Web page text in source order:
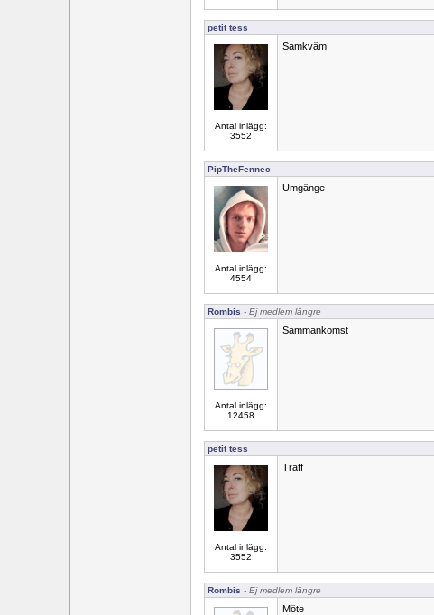
petit tess
Antal inlägg:
3552
Samkväm
PipTheFennec
Antal inlägg:
4554
Umgänge
Rombis - Ej medlem längre
Antal inlägg:
12458
Sammankomst
petit tess
Antal inlägg:
3552
Träff
Rombis - Ej medlem längre
Möte